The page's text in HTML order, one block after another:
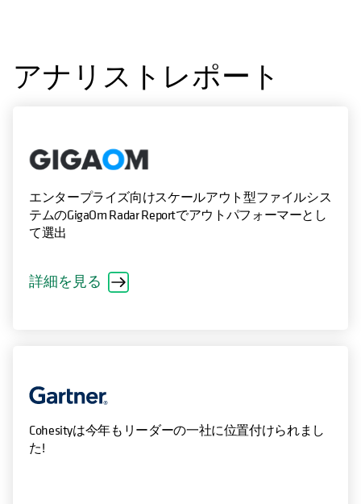
アナリストレポート
エンタープライズ向けスケールアウト型ファイルシス
テムのGigaOm Radar Reportでアウトパフォーマーとし
て選出
詳細を見る
Cohesityは今年もリーダーの一社に位置付けられまし
た!